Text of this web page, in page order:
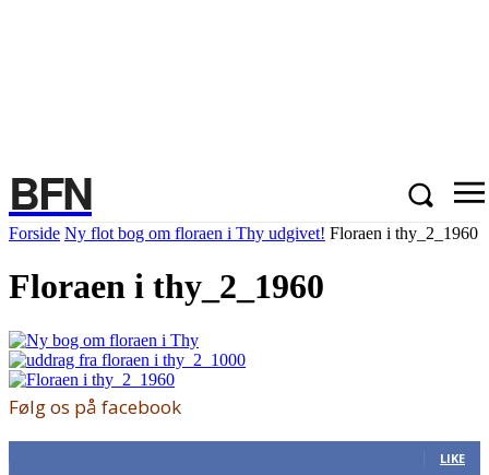
BFN
Forside Ny flot bog om floraen i Thy udgivet! Floraen i thy_2_1960
Floraen i thy_2_1960
Følg os på facebook
LIKE